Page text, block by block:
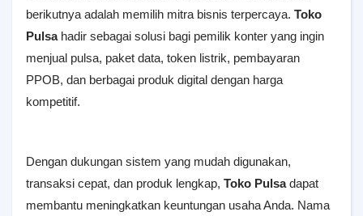
berikutnya adalah memilih mitra bisnis terpercaya. Toko
Pulsahadir sebagai solusi bagi pemilik konter yang ingin
menjual pulsa, paket data, token listrik, pembayaran
PPOB, dan berbagai produk digital dengan harga
kompetitif.
Dengan dukungan sistem yang mudah digunakan,
transaksi cepat, dan produk lengkap, Toko Pulsadapat
membantu meningkatkan keuntungan usaha Anda. Nama